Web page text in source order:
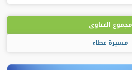
مجموع الفتاوى
مسيرة عطاء